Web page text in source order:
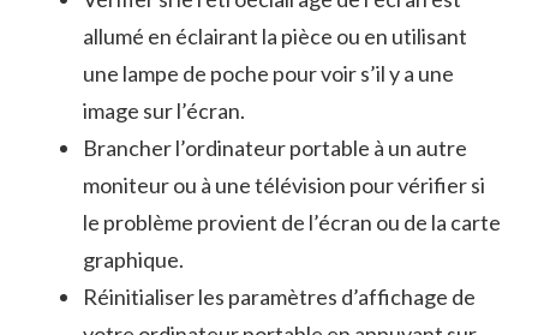
allumé en éclairant la pièce ou en utilisant
une lampe de poche‍ pour‍ voir s’il y a une
image sur l’écran.
Brancher ⁣l’ordinateur portable à un autre
moniteur⁢ ou à une télévision pour vérifier si
le problème provient de⁢ l’écran ou de la carte
graphique.
Réinitialiser‍ les‌ paramètres d’affichage de